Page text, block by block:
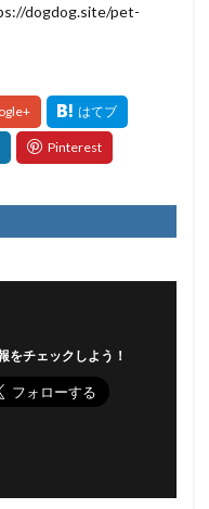
dogdog.site/pet-
をチェックしよう！